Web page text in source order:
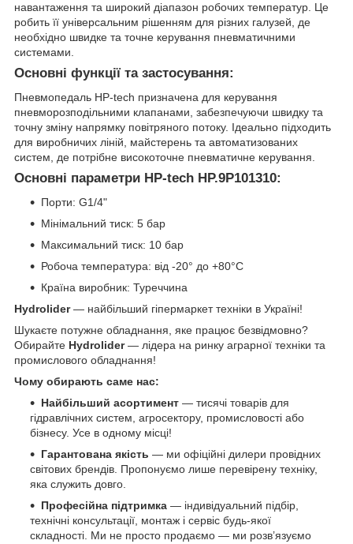
навантаження та широкий діапазон робочих температур. Це
робить її універсальним рішенням для різних галузей, де
необхідно швидке та точне керування пневматичними
системами.
Основні функції та застосування:
Пневмопедаль HP-tech призначена для керування
пневморозподільними клапанами, забезпечуючи швидку та
точну зміну напрямку повітряного потоку. Ідеально підходить
для виробничих ліній, майстерень та автоматизованих
систем, де потрібне високоточне пневматичне керування.
Основні параметри HP-tech HP.9P101310:
Порти: G1/4"
Мінімальний тиск: 5 бар
Максимальний тиск: 10 бар
Робоча температура: від -20° до +80°C
Країна виробник: Туреччина
Hydrolider— найбільший гіпермаркет техніки в Україні!
Шукаєте потужне обладнання, яке працює безвідмовно?
Обирайте Hydrolider— лідера на ринку аграрної техніки та
промислового обладнання!
Чому обирають саме нас:
Найбільший асортимент — тисячі товарів для
гідравлічних систем, агросектору, промисловості або
бізнесу. Усе в одному місці!
Гарантована якість — ми офіційні дилери провідних
світових брендів. Пропонуємо лише перевірену техніку,
яка служить довго.
Професійна підтримка — індивідуальний підбір,
технічні консультації, монтаж і сервіс будь-якої
складності. Ми не просто продаємо — ми розв’язуємо